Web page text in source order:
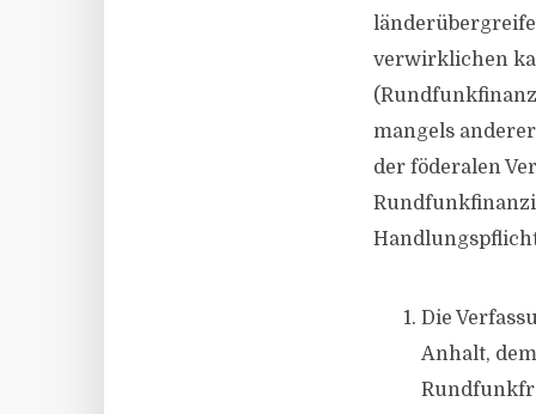
verwirklichen
mangels
der föderalen
Die
Anhalt,